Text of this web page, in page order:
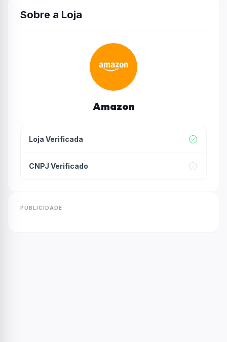
Sobre a Loja
Amazon
Loja Verificada
CNPJ Verificado
PUBLICIDADE